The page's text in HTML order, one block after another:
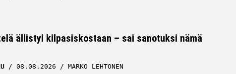
ällistyi kilpasiskostaan – sai sanotuksi nämä
08.08.2026 MARKO LEHTONEN